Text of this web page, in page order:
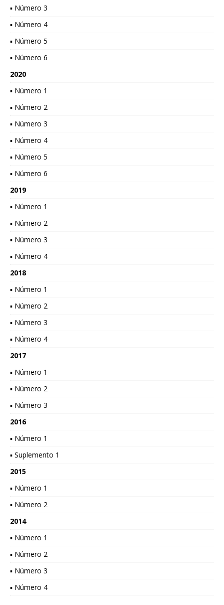
▪ Número 3
▪ Número 4
▪ Número 5
▪ Número 6
2020
▪ Número 1
▪ Número 2
▪ Número 3
▪ Número 4
▪ Número 5
▪ Número 6
2019
▪ Número 1
▪ Número 2
▪ Número 3
▪ Número 4
2018
▪ Número 1
▪ Número 2
▪ Número 3
▪ Número 4
2017
▪ Número 1
▪ Número 2
▪ Número 3
2016
▪ Número 1
▪ Suplemento 1
2015
▪ Número 1
▪ Número 2
2014
▪ Número 1
▪ Número 2
▪ Número 3
▪ Número 4